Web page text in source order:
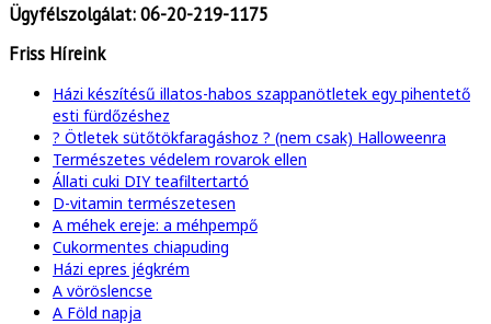
Ügyfélszolgálat:06-20-219-1175
Friss Híreink
Házi készítésű illatos-habos szappanötletek egy pihentető
esti fürdőzéshez
? Ötletek sütőtökfaragáshoz ? (nem csak) Halloweenra
Természetes védelem rovarok ellen
Állati cuki DIY teafiltertartó
D-vitamin természetesen
A méhek ereje: a méhpempő
Cukormentes chiapuding
Házi epres jégkrém
A vöröslencse
A Föld napja